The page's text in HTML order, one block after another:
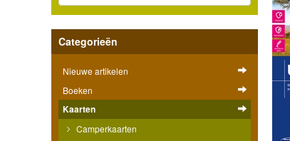
Categorieën
Nieuwe artikelen
Boeken
Kaarten
Camperkaarten